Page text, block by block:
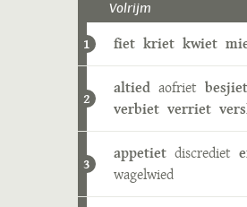
Volrijm
1 fiet kriet kwiet
2
altied aofriet besjiet
verbiet verriet
3
appetiet discrediet
wagelwied